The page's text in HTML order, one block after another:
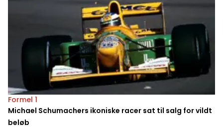
Formel 1
Michael Schumachers ikoniske racer sat til salg for vildt
beløb